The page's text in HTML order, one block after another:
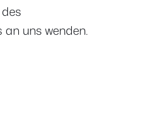
uns wenden.